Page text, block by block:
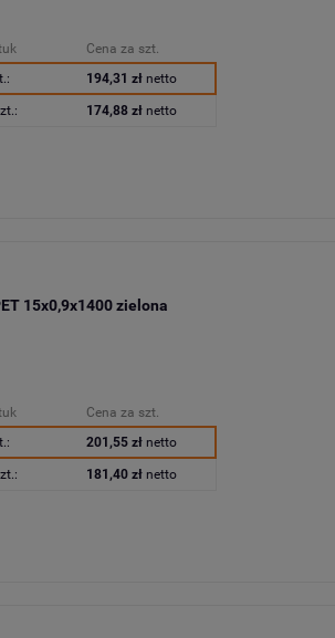
Cena za szt.
194,31 zł netto
174,88 zł netto
15x0,9x1400 zielona
Cena za szt.
201,55 zł netto
181,40 zł netto